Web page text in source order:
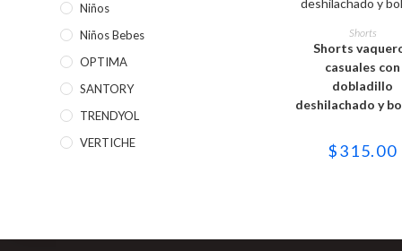
SELECCIONAR
Este
tiene
se
pueden
la
Shorts
Shorts
casuales con
dobladillo
deshilachado y
$315.00
Niños
Niños Bebes
OPTIMA
SANTORY
TRENDYOL
VERTICHE